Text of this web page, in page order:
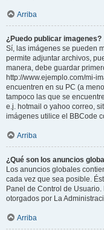
Arriba
¿Puedo publicar imagenes?
Sí, las imágenes se pueden
permite adjuntar archivos,
manera, debe guardar
http://www.ejemplo.com/mi-
encuentren en su PC (a
tampoco las que se
e.j. hotmail o yahoo correo,
imágenes utilice el BBCode
Arriba
¿Qué son los anuncios
Los anuncios globales
cada vez que sea posible.
Panel de Control de
otorgados por La
Arriba